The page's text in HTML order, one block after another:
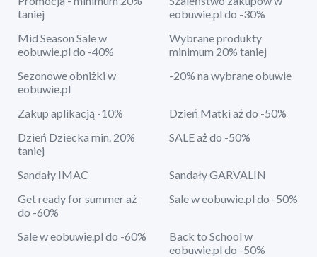
taniej
eobuwie.pl do -30%
Mid Season Sale w
eobuwie.pl do -40%
Wybrane produkty
minimum 20% taniej
Sezonowe obniżki w
eobuwie.pl
-20% na wybrane obuwie
Zakup aplikacją -10%
Dzień Matki aż do -50%
Dzień Dziecka min. 20%
taniej
SALE aż do -50%
Sandały IMAC
Sandały GARVALIN
Get ready for summer aż
do -60%
Sale w eobuwie.pl do -50%
Sale w eobuwie.pl do -60%
Back to School w
eobuwie.pl do -50%